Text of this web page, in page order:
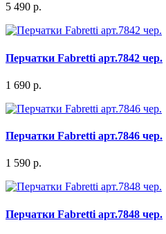
5 490 р.
Перчатки Fabretti арт.7842 чер.
1 690 р.
Перчатки Fabretti арт.7846 чер.
1 590 р.
Перчатки Fabretti арт.7848 чер.